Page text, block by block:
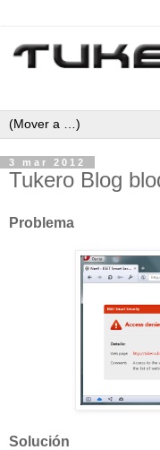
3 mar 2012
Tukero Blog
Problema
Solución